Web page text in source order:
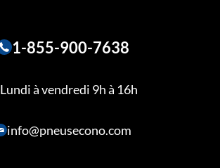
1-855-900-7638
Lundi à vendredi 9h à 16h
info@pneusecono.com